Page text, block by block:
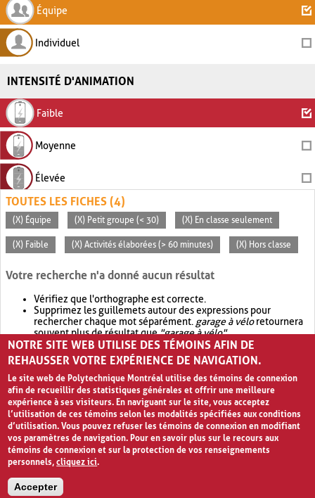
Équipe
Individuel
INTENSITÉ D'ANIMATION
Faible
Moyenne
Élevée
TOUTES LES FICHES (4)
(X) Équipe (X) Petit groupe (< 30) (X) En classe seulement
(X) Faible (X) Activités élaborées (> 60 minutes) (X) Hors classe
Votre recherche n'a donné aucun résultat
Vérifiez que l'orthographe est correcte.
Supprimez les guillemets autour des expressions pour
rechercher chaque mot séparément. garage à véloretournera
souvent plus de résultat que"garage à vélo".
Envisagez d'élargir votre recherche avec OR.garage OR vélo
retournera souvent plus de résultat quegarage à vélo
NOTRE SITE WEB UTILISE DES TÉMOINS AFIN DE
REHAUSSER VOTRE EXPÉRIENCE DE NAVIGATION.
Le site web de Polytechnique Montréal utilise des témoins de connexion
afin de recueillir des statistiques générales et offrir une meilleure
expérience à ses visiteurs. En naviguant sur le site, vous acceptez
l’utilisation de ces témoins selon les modalités spécifiées aux conditions
d’utilisation. Vous pouvez refuser les témoins de connexion en modifiant
vos paramètres de navigation. Pour en savoir plus sur le recours aux
témoins de connexion et sur la protection de vos renseignements
personnels,cliquez ici.
Accepter